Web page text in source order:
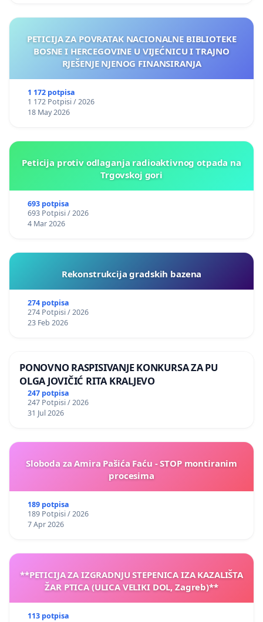
PETICIJA ZA POVRATAK NACIONALNE BIBLIOTEKE
BOSNE I HERCEGOVINE U VIJEĆNICU I TRAJNO
RJEŠENJE NJENOG FINANSIRANJA
1 172 potpisa
1 172 Potpisi / 2026
18 May 2026
Peticija protiv odlaganja radioaktivnog otpada na
Trgovskoj gori
693 potpisa
693 Potpisi / 2026
4 Mar 2026
Rekonstrukcija gradskih bazena
274 potpisa
274 Potpisi / 2026
23 Feb 2026
PONOVNO RASPISIVANJE KONKURSA ZA PU
OLGA JOVIČIĆ RITA KRALJEVO
247 potpisa
247 Potpisi / 2026
31 Jul 2026
Sloboda za Amira Pašića Faću - STOP montiranim
procesima
189 potpisa
189 Potpisi / 2026
7 Apr 2026
**PETICIJA ZA IZGRADNJU STEPENICA IZA KAZALIŠTA
ŽAR PTICA (ULICA VELIKI DOL, Zagreb)**
113 potpisa